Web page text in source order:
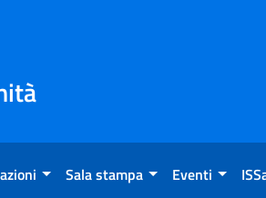
Sala stampa Eventi